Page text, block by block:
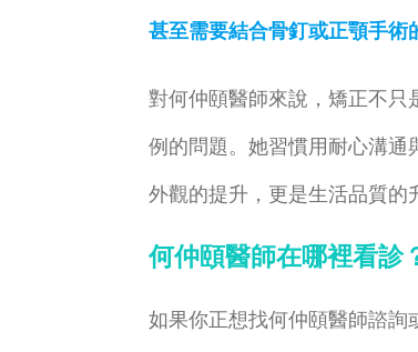
甚至需要結合骨釘或正顎手術
對何仲頤醫師來說，矯正不
例的問題。她習慣用耐心溝
外觀的提升，更是生活品質的
何仲頤醫師在哪裡看診
如果你正想找何仲頤醫師諮詢